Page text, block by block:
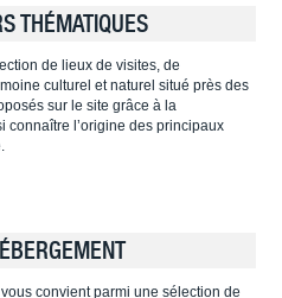
THÉMATIQUES
de lieux de visites, de
culturel et naturel situé près des
sur le site grâce à la
connaître l’origine des principaux
convient parmi une sélection de